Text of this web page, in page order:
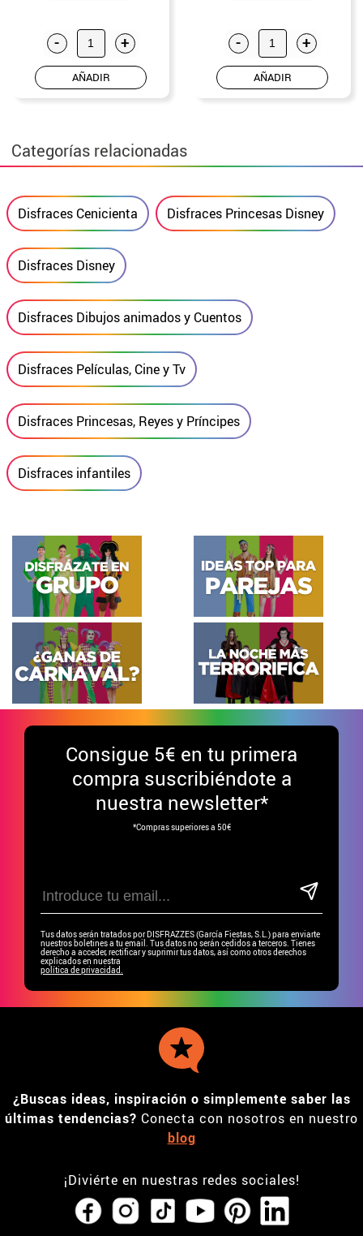
- +
AÑADIR
- +
AÑADIR
Categorías relacionadas
Disfraces Cenicienta Disfraces Princesas Disney
Disfraces Disney
Disfraces Dibujos animados y Cuentos
Disfraces Películas, Cine y Tv
Disfraces Princesas, Reyes y Príncipes
Disfraces infantiles
Consigue 5€ en tu primera
compra suscribiéndote a
nuestra newsletter*
*Compras superiores a 50€
Tus datos serán tratados por DISFRAZZES (García Fiestas, S.L.) para enviarte
nuestros boletines a tu email. Tus datos no serán cedidos a terceros. Tienes
derecho a acceder, rectificar y suprimir tus datos, así como otros derechos
explicados en nuestra
política de privacidad.
¿Buscas ideas, inspiración o simplemente saber las
últimas tendencias? Conecta con nosotros en nuestro
blog
¡Diviérte en nuestras redes sociales!